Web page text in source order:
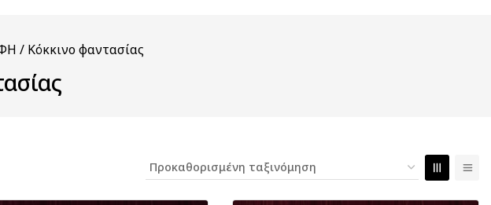
/ Κόκκινο φαντασίας